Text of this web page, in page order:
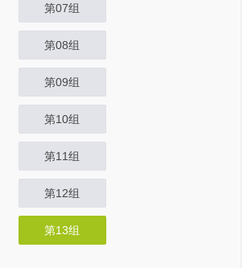
第07组
第08组
第09组
第10组
第11组
第12组
第13组